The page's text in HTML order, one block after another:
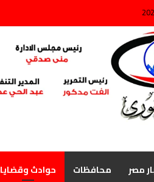
مصر محافظات حوادث وقضايا